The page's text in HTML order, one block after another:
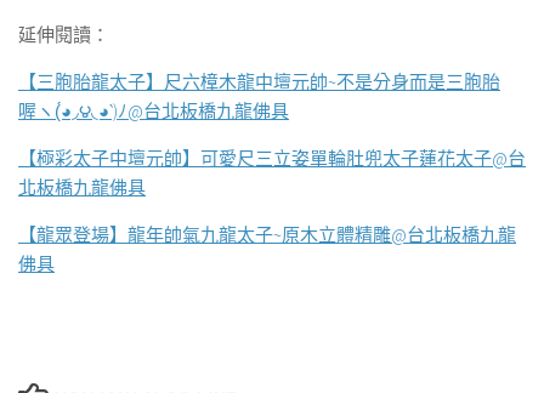
延伸閱讀：
【三胞胎龍太子】尺六樟木龍中壇元帥~不是分身而是三胞胎
喔ヽ(́◕◞౪◟◕‵)ﾉ@台北板橋九龍佛具
【極彩太子中壇元帥】可愛尺三立姿單輪肚兜太子蓮花太子@台
北板橋九龍佛具
【龍眾登場】龍年帥氣九龍太子~原木立體精雕@台北板橋九龍
佛具